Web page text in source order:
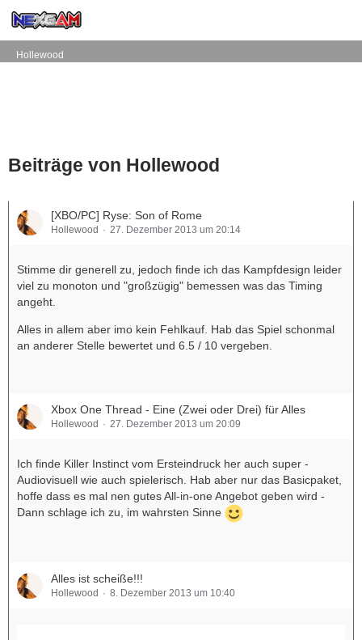
Hollewood
Beiträge von Hollewood
[XBO/PC] Ryse: Son of Rome
Hollewood 27. Dezember 2013 um 20:14
Stimme dir generell zu, jedoch finde ich das Kampfdesign leider
viel zu monoton und "großzügig" bemessen was das Timing
angeht.
Alles in allem aber imo kein Fehlkauf. Hab das Spiel schonmal
an anderer Stelle bewertet und 6.5 / 10 vergeben.
Xbox One Thread - Eine (Zwei oder Drei) für Alles
Hollewood 27. Dezember 2013 um 20:09
Ich finde Killer Instinct vom Ersteindruck her auch super -
Audiovisuell wie auch spielerisch. Hab aber nur das Basicpaket,
hoffe dass es mal nen gutes All-in-one Angebot geben wird -
Dann schlage ich zu, im wahrsten Sinne
Alles ist scheiße!!!
Hollewood 8. Dezember 2013 um 10:40